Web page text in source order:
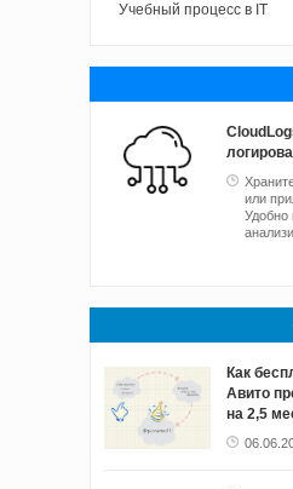
Учебный процесс в IT
или
Удобно
Как
Авито
на 2,5